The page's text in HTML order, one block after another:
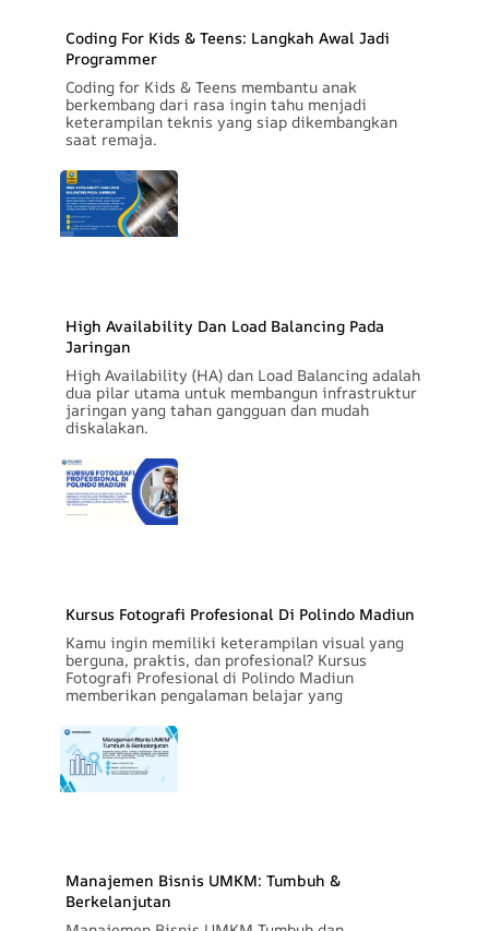
Coding For Kids & Teens: Langkah Awal Jadi
Programmer
Coding for Kids & Teens membantu anak
berkembang dari rasa ingin tahu menjadi
keterampilan teknis yang siap dikembangkan
saat remaja.
High Availability Dan Load Balancing Pada
Jaringan
High Availability (HA) dan Load Balancing adalah
dua pilar utama untuk membangun infrastruktur
jaringan yang tahan gangguan dan mudah
diskalakan.
Kursus Fotografi Profesional Di Polindo Madiun
Kamu ingin memiliki keterampilan visual yang
berguna, praktis, dan profesional? Kursus
Fotografi Profesional di Polindo Madiun
memberikan pengalaman belajar yang
Manajemen Bisnis UMKM: Tumbuh &
Berkelanjutan